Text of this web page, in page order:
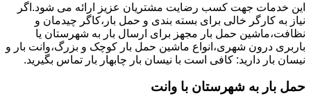
این خدمات جهت کسب رضایت مشتریان عزیز ارائه می شود.اگر
نیاز به کارگر خالی برای بسته بندی و حمل بار،کاگر چیدمان و
نظافت،ماشین حمل بار مجهز برای ارسال بار به شهرستان یا
باربری درون شهری،انواع ماشین حمل بار کوچک و بزرگ،وانت بار و
نیسان بار دارید: کافی است با نیسان بار چابهار بار تماس بگیرید.
حمل بار به شهرستان با وانت